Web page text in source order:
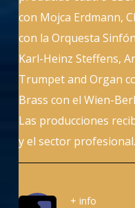
con Mojca Erdmann,
con la Orquesta
Karl-Heinz Steffens,
Trumpet and Organ
Brass con el Wien-
Las producciones
y el sector profesional.
+ info